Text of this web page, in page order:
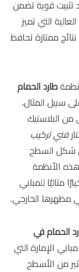
تثبيت قوية تضمن
التي تميز
ممتازة تحافظ
طارد الحمام
سبيل المثال،
البلاستيك
فني تركيب
شكل السطح
الأنظمة
مثاليًا للمباني
مظهرها الخارجي.
الحمام في
الإمارة التي
من الأسطح